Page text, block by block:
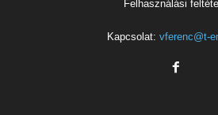
Felhasználási
Kapcsolat: vferenc@t-